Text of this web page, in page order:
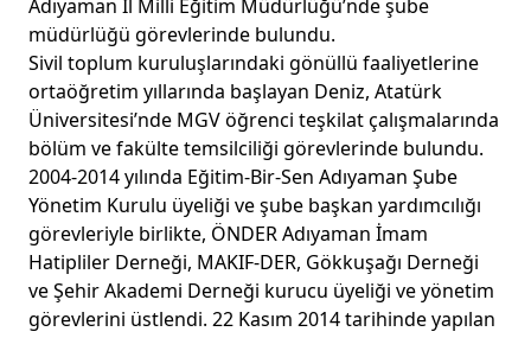
Adıyaman İl Milli Eğitim Müdürlüğü’nde şube
müdürlüğü görevlerinde bulundu.
Sivil toplum kuruluşlarındaki gönüllü faaliyetlerine
ortaöğretim yıllarında başlayan Deniz, Atatürk
Üniversitesi’nde MGV öğrenci teşkilat çalışmalarında
bölüm ve fakülte temsilciliği görevlerinde bulundu.
2004-2014 yılında Eğitim-Bir-Sen Adıyaman Şube
Yönetim Kurulu üyeliği ve şube başkan yardımcılığı
görevleriyle birlikte, ÖNDER Adıyaman İmam
Hatipliler Derneği, MAKIF-DER, Gökkuşağı Derneği
ve Şehir Akademi Derneği kurucu üyeliği ve yönetim
görevlerini üstlendi. 22 Kasım 2014 tarihinde yapılan